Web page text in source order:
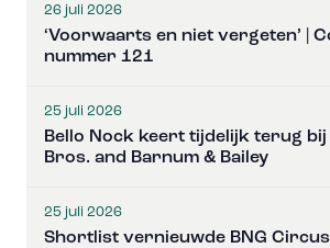
26 juli 2026
‘Voorwaarts en niet vergeten’ |
nummer 121
25 juli 2026
Bello Nock keert tijdelijk terug bij
Bros. and Barnum & Bailey
25 juli 2026
Shortlist vernieuwde BNG